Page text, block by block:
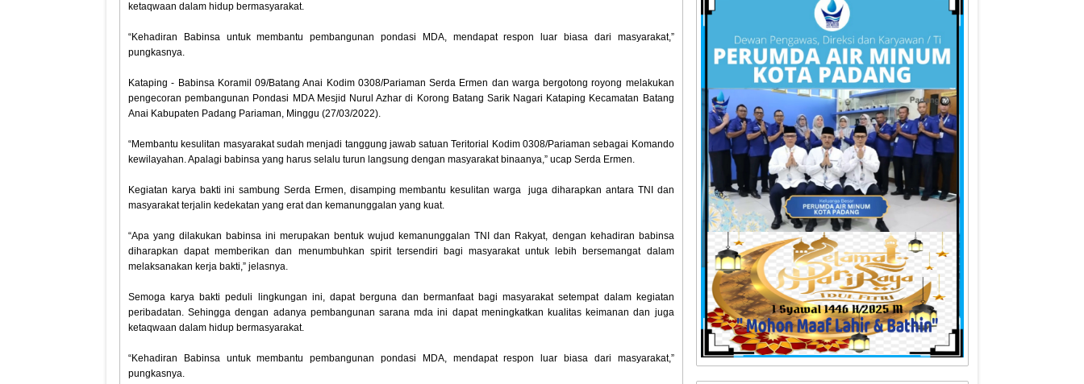
ketaqwaan dalam hidup bermasyarakat.
“Kehadiran Babinsa untuk membantu pembangunan pondasi MDA, mendapat respon luar biasa dari masyarakat,”
pungkasnya.
Kataping - Babinsa Koramil 09/Batang Anai Kodim 0308/Pariaman Serda Ermen dan warga bergotong royong melakukan
pengecoran pembangunan Pondasi MDA Mesjid Nurul Azhar di Korong Batang Sarik Nagari Kataping Kecamatan Batang
Anai Kabupaten Padang Pariaman, Minggu (27/03/2022).
“Membantu kesulitan masyarakat sudah menjadi tanggung jawab satuan Teritorial Kodim 0308/Pariaman sebagai Komando
kewilayahan. Apalagi babinsa yang harus selalu turun langsung dengan masyarakat binaanya,” ucap Serda Ermen.
Kegiatan karya bakti ini sambung Serda Ermen, disamping membantu kesulitan warga juga diharapkan antara TNI dan
masyarakat terjalin kedekatan yang erat dan kemanunggalan yang kuat.
“Apa yang dilakukan babinsa ini merupakan bentuk wujud kemanunggalan TNI dan Rakyat, dengan kehadiran babinsa
diharapkan dapat memberikan dan menumbuhkan spirit tersendiri bagi masyarakat untuk lebih bersemangat dalam
melaksanakan kerja bakti,” jelasnya.
Semoga karya bakti peduli lingkungan ini, dapat berguna dan bermanfaat bagi masyarakat setempat dalam kegiatan
peribadatan. Sehingga dengan adanya pembangunan sarana mda ini dapat meningkatkan kualitas keimanan dan juga
ketaqwaan dalam hidup bermasyarakat.
“Kehadiran Babinsa untuk membantu pembangunan pondasi MDA, mendapat respon luar biasa dari masyarakat,”
pungkasnya.